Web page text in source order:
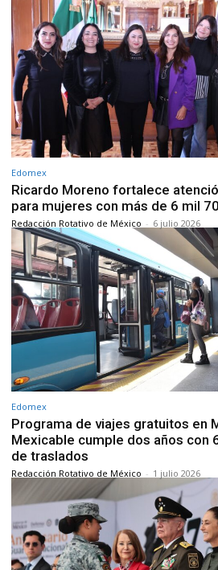
Edomex
Ricardo Moreno fortalece
para mujeres con más de 6 mil
Redacción Rotativo de México - 6 julio 2026
Edomex
Programa de viajes gratuitos en
Mexicable cumple dos años con
de traslados
Redacción Rotativo de México - 1 julio 2026